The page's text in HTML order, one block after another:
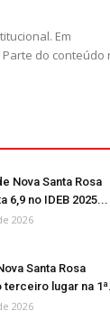
Em
Parte do conteúdo
Nova Santa Rosa
6,9 no IDEB 2025...
2026
Santa Rosa
terceiro lugar na
2026